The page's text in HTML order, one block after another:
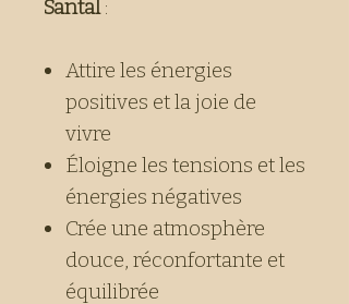
Santal:
Attire les énergies
positives et la joie de
vivre
Éloigne les tensions et les
énergies négatives
Crée une atmosphère
douce, réconfortante et
équilibrée